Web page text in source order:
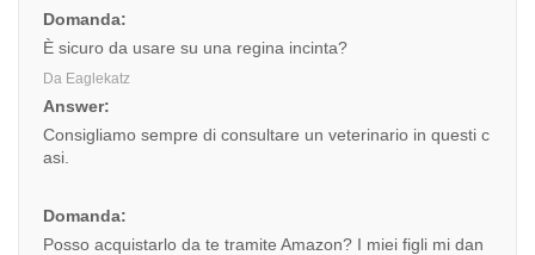
Domanda:
È sicuro da usare su una regina incinta?
Da Eaglekatz
Answer:
Consigliamo sempre di consultare un veterinario in questi c
asi.
Domanda:
Posso acquistarlo da te tramite Amazon? I miei figli mi dan